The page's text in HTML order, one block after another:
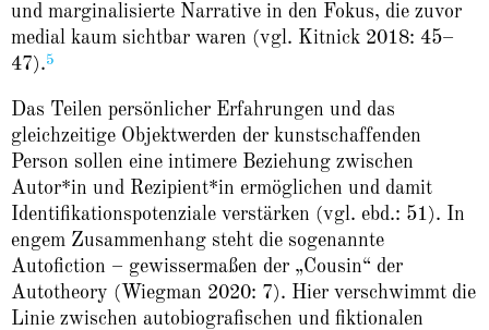
und marginalisierte Narrative in den Fokus, die zuvor
medial kaum sichtbar waren (vgl. Kitnick 2018: 45–
47).5
Das Teilen persönlicher Erfahrungen und das
gleichzeitige Objektwerden der kunstschaffenden
Person sollen eine intimere Beziehung zwischen
Autor*in und Rezipient*in ermöglichen und damit
Identifikationspotenziale verstärken (vgl. ebd.: 51). In
engem Zusammenhang steht die sogenannte
Autofiction – gewissermaßen der „Cousin“ der
Autotheory (Wiegman 2020: 7). Hier verschwimmt die
Linie zwischen autobiografischen und fiktionalen